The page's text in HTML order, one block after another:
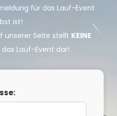
für das Lauf-Event
ist!
unserer Seite stellt KEINE
Lauf-Event dar!